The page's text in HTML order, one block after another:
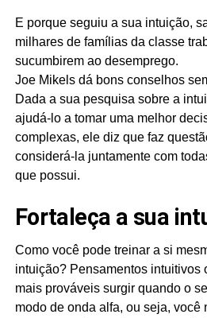
E porque seguiu a sua intuição,
milhares de famílias da classe
sucumbirem ao desemprego.
Joe Mikels dá bons conselhos
Dada a sua pesquisa sobre a
ajudá-lo a tomar uma melhor
complexas, ele diz que faz
considerá-la juntamente com
que possui.
Fortaleça a sua
Como você pode treinar a si
intuição? Pensamentos intuitivos
mais prováveis surgir quando o
modo de onda alfa, ou seja, você